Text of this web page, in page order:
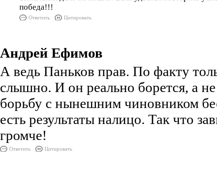
победа!!!
Ответить Цитировать
Андрей Ефимов
А ведь Паньков прав. По факту
слышно. И он реально борется, а
борьбу с нынешним чиновником
есть результаты налицо. Так что
громче!
Ответить Цитировать